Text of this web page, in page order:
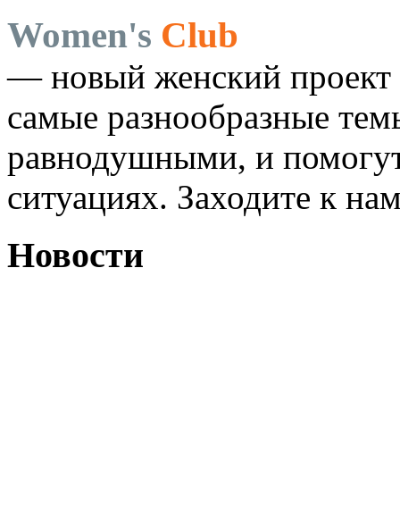
Women's Club
— новый женский проект
самые разнообразные
равнодушными, и
ситуациях. Заходите к
Новости